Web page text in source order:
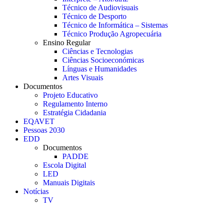
Técnico de Audiovisuais
Técnico de Desporto
Técnico de Informática – Sistemas
Técnico Produção Agropecuária
Ensino Regular
Ciências e Tecnologias
Ciências Socioeconómicas
Línguas e Humanidades
Artes Visuais
Documentos
Projeto Educativo
Regulamento Interno
Estratégia Cidadania
EQAVET
Pessoas 2030
EDD
Documentos
PADDE
Escola Digital
LED
Manuais Digitais
Notícias
TV